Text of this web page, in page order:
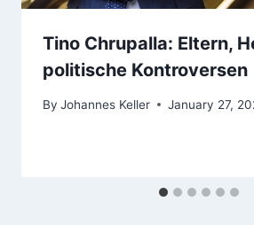
Tino Chrupalla: Eltern,
politische Kontroversen
By Johannes Keller January 27,